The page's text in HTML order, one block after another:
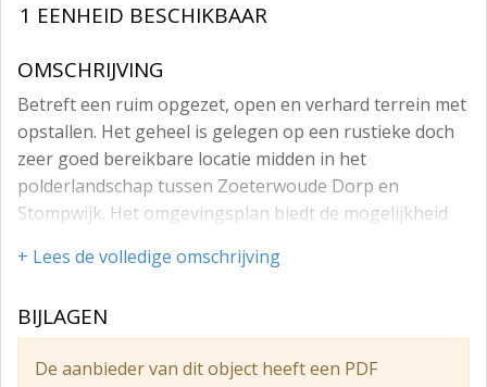
1 EENHEID BESCHIKBAAR
OMSCHRIJVING
Betreft een ruim opgezet, open en verhard terrein met
opstallen. Het geheel is gelegen op een rustieke doch
zeer goed bereikbare locatie midden in het
polderlandschap tussen Zoeterwoude Dorp en
Stompwijk. Het omgevingsplan biedt de mogelijkheid
categorie B van de Staat van Bedrijfsactiviteiten
voor onbepaalde tijd verhuurd aan 35 huurders,
zou het terrein over een jaar vrij van huur en gebruik
+ Lees de volledige omschrijving
BIJLAGEN
De aanbieder van dit object heeft een PDF